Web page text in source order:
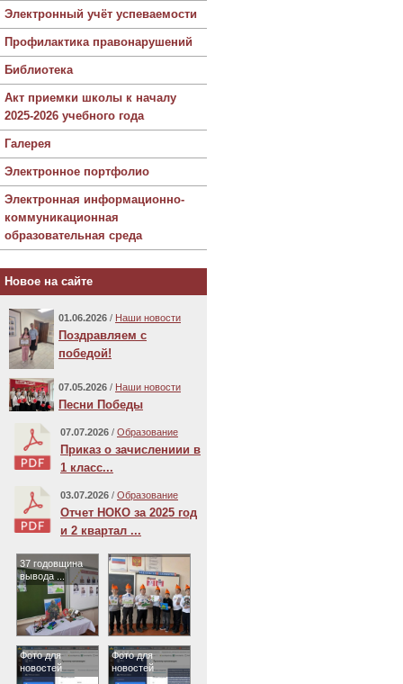
Электронный учёт успеваемости
Профилактика правонарушений
Библиотека
Акт приемки школы к началу
2025-2026 учебного года
Галерея
Электронное портфолио
Электронная информационно-
коммуникационная
образовательная среда
Новое на сайте
01.06.2026 / Наши новости
Поздравляем с
победой!
07.05.2026 / Наши новости
Песни Победы
07.07.2026 / Образование
Приказ о зачислениии в
1 класс...
03.07.2026 / Образование
Отчет НОКО за 2025 год
и 2 квартал ...
37 годовщина
вывода ...
Фото для
новостей
Фото для
новостей